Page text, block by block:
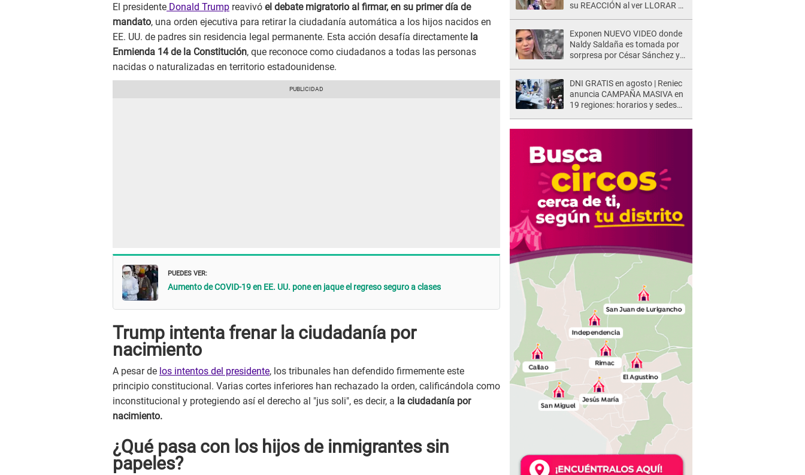
El presidente Donald Trump reavivó el debate migratorio al firmar, en su primer día de
mandato, una orden ejecutiva para retirar la ciudadanía automática a los hijos nacidos en
EE. UU. de padres sin residencia legal permanente. Esta acción desafía directamente la
Enmienda 14 de la Constitución, que reconoce como ciudadanos a todas las personas
nacidas o naturalizadas en territorio estadounidense.
PUEDES VER:
Aumento de COVID-19 en EE. UU. pone en jaque el regreso seguro a clases
Trump intenta frenar la ciudadanía por
nacimiento
A pesar de los intentos del presidente, los tribunales han defendido firmemente este
principio constitucional. Varias cortes inferiores han rechazado la orden, calificándola como
inconstitucional y protegiendo así el derecho al "jus soli", es decir, a la ciudadanía por
nacimiento.
¿Qué pasa con los hijos de inmigrantes sin
papeles?
su REACCIÓN al ver LLORAR a
Exponen NUEVO VIDEO donde
Naldy Saldaña es tomada por
sorpresa por César Sánchez y
DNI GRATIS en agosto | Reniec
anuncia CAMPAÑA MASIVA en
19 regiones: horarios y sedes